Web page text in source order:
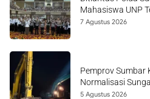
Mahasiswa UNP
7 Agustus 2026
Pemprov Sumbar
Normalisasi
5 Agustus 2026